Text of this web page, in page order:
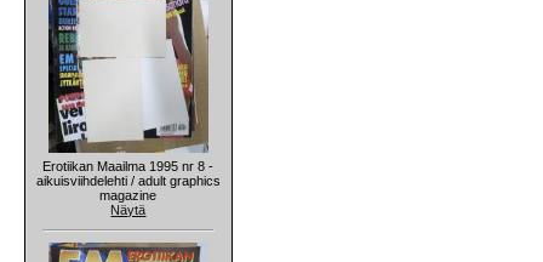
Erotiikan Maailma 1995 nr 8 -
aikuisviihdelehti / adult graphics
magazine
Näytä